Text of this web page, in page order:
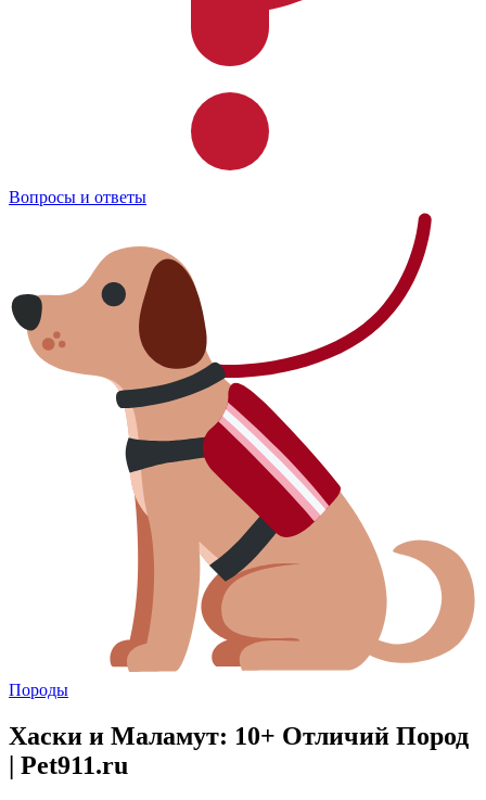
Вопросы и ответы
Породы
Хаски и Маламут: 10+ Отличий Пород
| Pet911.ru